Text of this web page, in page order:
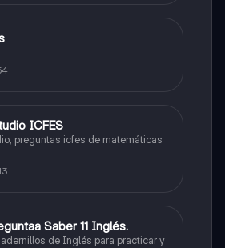
ICFES
preguntas icfes de matemáticas
Saber 11 Inglés.
de Inglés para practicar y